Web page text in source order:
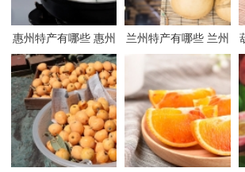
惠州特产有哪些 惠州
有哪些特产
兰州特产有哪些 兰州
有哪些特产